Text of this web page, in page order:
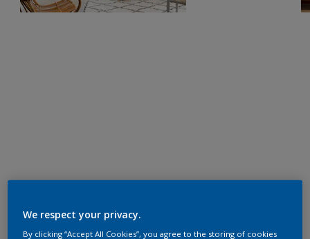
We respect your privacy.
By clicking “Accept All Cookies”, you agree to the storing of cookies